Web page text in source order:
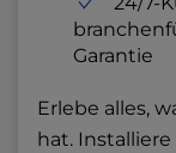
Garantie
Erlebe alles,
hat.